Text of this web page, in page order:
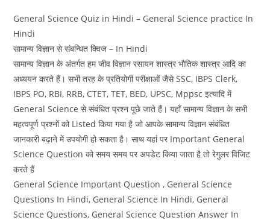
General Science Quiz in Hindi – General Science practice In
Hindi
सामान्य विज्ञान से संबन्धित क्विज – In Hindi
सामान्य विज्ञान के अंतर्गत हम जीव विज्ञान रसायन शास्‍त्र भौतिक शास्‍त्र आदि का
अध्ययन करते हैं। सभी तरह के प्रतियोगी परीक्षाओं जैसे SSC, IBPS Clerk,
IBPS PO, RBI, RRB, CTET, TET, BED, UPSC, Mppsc इत्यादि में
General Science से संबंधित प्रश्न पूछे जाते हैं। यहाँ सामान्य विज्ञान के सभी
महत्वपूर्ण प्रश्नों को Listed किया गया है जो आपके सामान्य विज्ञान संबंधित
जानकारी बढ़ाने में उपयोगी हो सकता है। साथ यहां पर Important General
Science Question को समय समय पर अपडेट किया जाता है तो रेगुलर विजिट
करते हैं
General Science Important Question , General Science
Questions In Hindi, General Science In Hindi, General
Science Questions, General Science Question Answer In